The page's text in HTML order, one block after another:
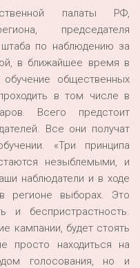
палаты РФ,
председателя
штаба по наблюдению за
в ближайшее время в
общественных
в том числе в
Всего предстоит
Все они получат
«Три принципа
незыблемыми, и
наблюдатели и в ходе
регионе выборах. Это
и беспристрастность.
кампании, будет стоять
просто находиться на
голосования, но и